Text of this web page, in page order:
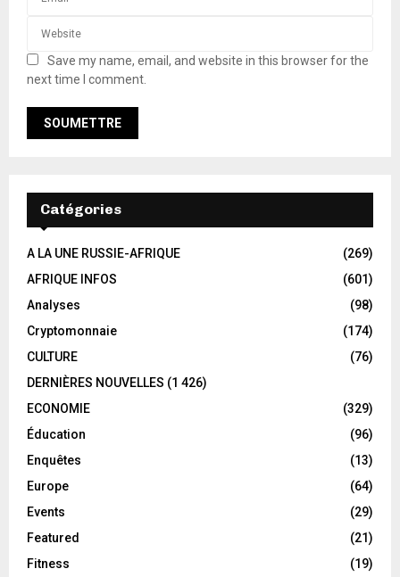
Save my name, email, and website in this browser for the
next time I comment.
Catégories
A LA UNE RUSSIE-AFRIQUE
(269)
AFRIQUE INFOS
(601)
Analyses
(98)
Cryptomonnaie
(174)
CULTURE
(76)
DERNIÈRES NOUVELLES (1 426)
ECONOMIE
(329)
Éducation
(96)
Enquêtes
(13)
Europe
(64)
Events
(29)
Featured
(21)
Fitness
(19)